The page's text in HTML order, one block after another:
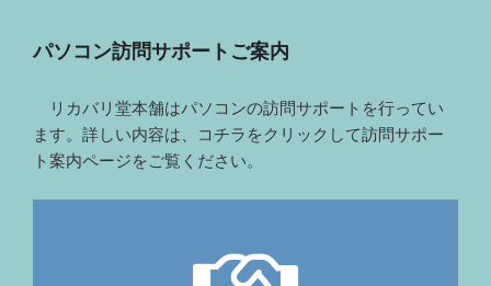
パソコン訪問サポートご案内
リカバリ堂本舗はパソコンの訪問サポートを行ってい
ます。詳しい内容は、コチラをクリックして訪問サポー
ト案内ページをご覧ください。